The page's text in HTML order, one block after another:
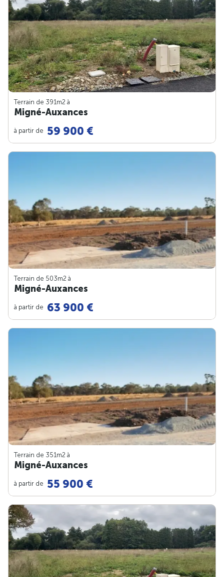
Terrain de 391m2 à
Migné-Auxances
à partir de 59 900 €
Terrain de 503m2 à
Migné-Auxances
à partir de 63 900 €
Terrain de 351m2 à
Migné-Auxances
à partir de 55 900 €